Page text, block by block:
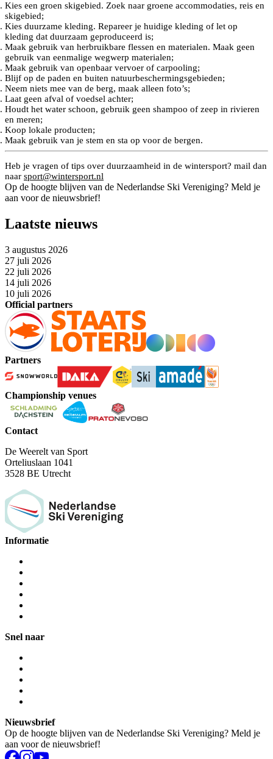
Kies een groen skigebied. Zoek naar groene accommodaties, reis en
skigebied;
Kies duurzame kleding. Repareer je huidige kleding of let op
kleding dat duurzaam geproduceerd is;
Maak gebruik van herbruikbare flessen en materialen. Maak geen
gebruik van eenmalige wegwerp materialen;
Maak gebruik van openbaar vervoer of carpooling;
Blijf op de paden en buiten natuurbeschermingsgebieden;
Neem niets mee van de berg, maak alleen foto’s;
Laat geen afval of voedsel achter;
Houdt het water schoon, gebruik geen shampoo of zeep in rivieren
en meren;
Koop lokale producten;
Maak gebruik van je stem en sta op voor de bergen.
Heb je vragen of tips over duurzaamheid in de wintersport? mail dan
naar sport@wintersport.nl
Op de hoogte blijven van de Nederlandse Ski Vereniging? Meld je
aan voor de nieuwsbrief!
Laatste nieuws
3 augustus 2026
27 juli 2026
22 juli 2026
14 juli 2026
10 juli 2026
Official partners
Partners
Championship venues
Contact
De Weerelt van Sport
Orteliuslaan 1041
3528 BE Utrecht
Informatie
Snel naar
Nieuwsbrief
Op de hoogte blijven van de Nederlandse Ski Vereniging? Meld je
aan voor de nieuwsbrief!